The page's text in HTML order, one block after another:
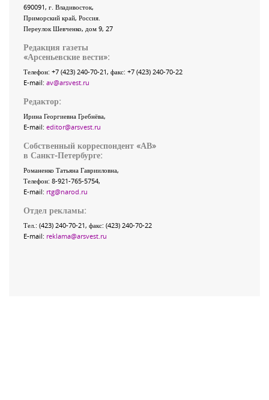
690091, г. Владивосток,
Приморский край, Россия
Переулок Шевченко, дом 9, 27
Редакция газеты
«Арсеньевские вести»:
Телефон: +7 (423) 240-70-21, факс: +7 (423) 240-70-22
E-mail: av@arsvest.ru
Редактор:
Ирина Георгиевна Гребнёва,
E-mail: editor@arsvest.ru
Собственный корреспондент «АВ»
в Санкт-Петербурге:
Романенко Татьяна Гаврииловна,
Телефон: 8-921-765-5754,
E-mail: rtg@narod.ru
Отдел рекламы:
Тел.: (423) 240-70-21, факс: (423) 240-70-22
E-mail: reklama@arsvest.ru